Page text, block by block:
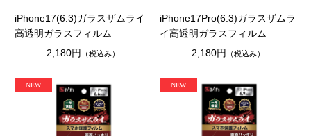
iPhone17(6.3)ガラスザムライ
高透明ガラスフィルム
2,180円
（税込み）
iPhone17Pro(6.3)ガラスザムラ
イ高透明ガラスフィルム
2,180円
（税込み）